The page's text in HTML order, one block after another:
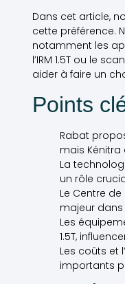
Dans cet article,
cette préférence.
notamment les
l’IRM 1.5T ou le
aider à faire un
Points
Rabat
mais
La
un rôle
Le Centre
majeur dans
Les
1.5T,
Les coûts et
importants